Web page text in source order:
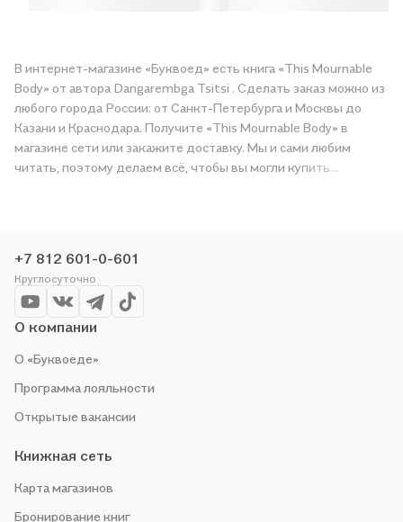
В интернет-магазине «Буквоед» есть книга «This Mournable
Body» от автора Dangarembga Tsitsi . Сделать заказ можно из
любого города России: от Санкт-Петербурга и Москвы до
Казани и Краснодара. Получите «This Mournable Body» в
магазине сети или закажите доставку. Мы и сами любим
читать, поэтому делаем всё, чтобы вы могли купить
+7 812 601-0-601
Круглосуточно
О компании
О «Буквоеде»
Программа лояльности
Открытые вакансии
Книжная сеть
Карта магазинов
Бронирование книг